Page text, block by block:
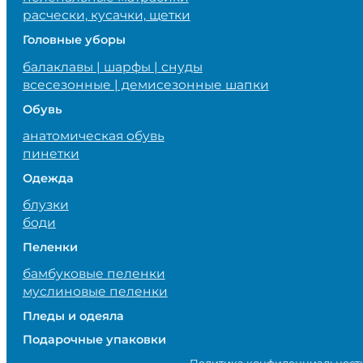
расчески, кусачки, щетки
Головные уборы
балаклавы | шарфы | снуды
всесезонные | демисезонные шапки
Обувь
анатомическая обувь
пинетки
Одежда
блузки
боди
Пеленки
бамбуковые пеленки
муслиновые пеленки
Пледы и одеяла
Подарочные упаковки